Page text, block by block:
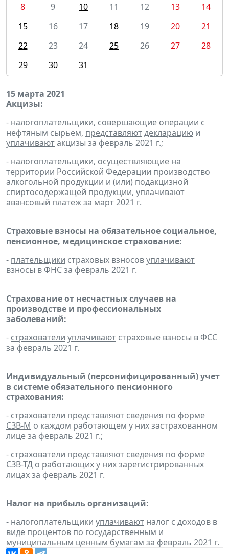
8
9 10 11 12 13
14
15
16 17 18 19 20
21
22
23 24 25 26 27
28
29
30 31
15 марта 2021
Акцизы:
- налогоплательщики, совершающие операции с
нефтяным сырьем, представляютдекларацию и
уплачиваютакцизы за февраль 2021 г.;
- налогоплательщики, осуществляющие на
территории Российской Федерации производство
алкогольной продукции и (или) подакцизной
спиртосодержащей продукции, уплачивают
авансовый платеж за март 2021 г.
Страховые взносы на обязательное социальное,
пенсионное, медицинское страхование:
- плательщики страховых взносовуплачивают
взносы в ФНС за февраль 2021 г.
Страхование от несчастных случаев на
производстве и профессиональных
заболеваний:
- страхователи уплачивают страховые взносы в ФСС
за февраль 2021 г.
Индивидуальный (персонифицированный) учет
в системе обязательного пенсионного
страхования:
- страхователи представляют сведения по форме
СЗВ-М о каждом работающем у них застрахованном
лице за февраль 2021 г.;
- страхователи представляют сведения по форме
СЗВ-ТД о работающих у них зарегистрированных
лицах за февраль 2021 г.
Налог на прибыль организаций:
- налогоплательщики уплачивают налог с доходов в
виде процентов по государственным и
муниципальным ценным бумагам за февраль 2021 г.